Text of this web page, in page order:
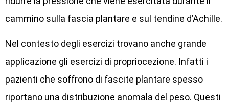
cammino sulla fascia plantare e sul tendine d’Achille.
Nel contesto degli esercizi trovano anche grande
applicazione gli esercizi di propriocezione. Infatti i
pazienti che soffrono di fascite plantare spesso
riportano una distribuzione anomala del peso. Questi